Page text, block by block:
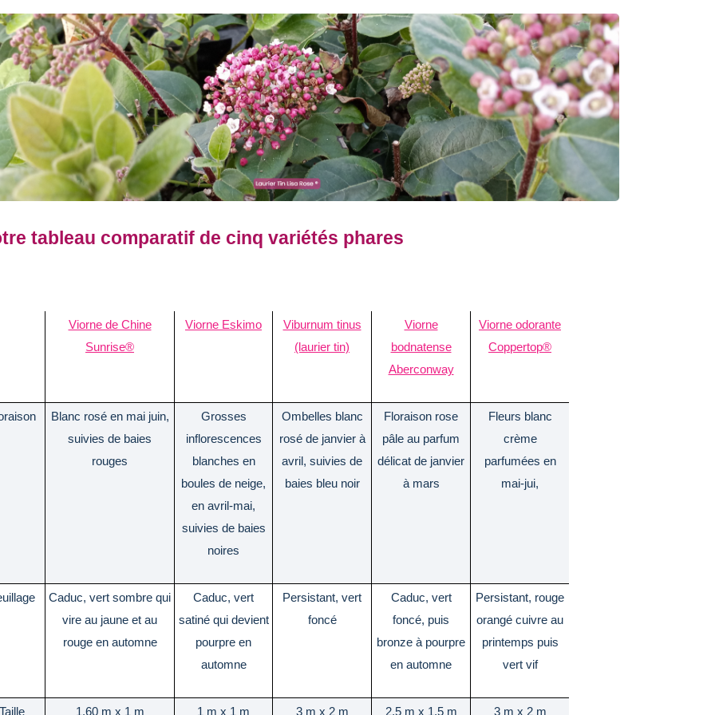
tableau comparatif de cinq variétés phares
Viorne de Chine
Sunrise®
Viorne Eskimo
Viburnum tinus
(laurier tin)
Viorne
bodnatense
Aberconway
Viorne odorante
Coppertop®
Blanc rosé en mai juin,
suivies de baies
rouges
Grosses
inflorescences
blanches en
boules de neige,
en avril-mai,
suivies de baies
noires
Ombelles blanc
rosé de janvier à
avril, suivies de
baies bleu noir
Floraison rose
pâle au parfum
délicat de janvier
à mars
Fleurs blanc
crème
parfumées en
mai-jui,
Caduc, vert sombre qui
vire au jaune et au
rouge en automne
Caduc, vert
satiné qui devient
pourpre en
automne
Persistant, vert
foncé
Caduc, vert
foncé, puis
bronze à pourpre
en automne
Persistant, rouge
orangé cuivre au
printemps puis
vert vif
1,60 m x 1 m 1 m x 1 m 3 m x 2 m 2,5 m x 1,5 m 3 m x 2 m